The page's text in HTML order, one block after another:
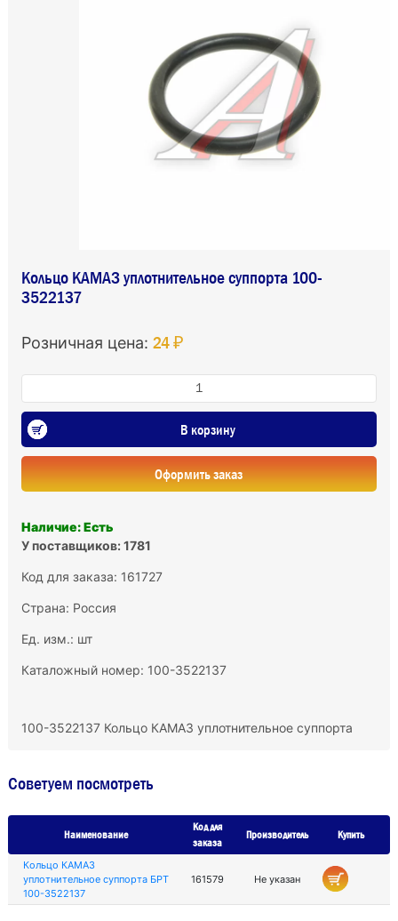
Кольцо КАМАЗ уплотнительное суппорта 100-
3522137
Розничная цена: 24 ₽
В корзину
Оформить заказ
Наличие: Есть
У поставщиков: 1781
Код для заказа: 161727
Страна: Россия
Ед. изм.: шт
Каталожный номер: 100-3522137
100-3522137 Кольцо КАМАЗ уплотнительное суппорта
Советуем посмотреть
Наименование
Код для
заказа
Производитель Купить
Кольцо КАМАЗ
уплотнительное суппорта БРТ
100-3522137
161579 Не указан